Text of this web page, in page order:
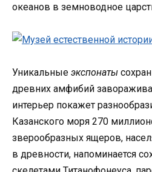
океанов в земноводное
Уникальные экспонаты
древних амфибий
интерьер покажет
Казанского моря 270
зверообразных ящеров,
в древности, напоминается